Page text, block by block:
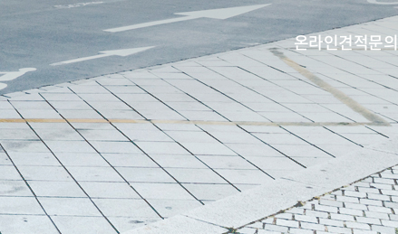
온라인견적문의
열기
열기
열기